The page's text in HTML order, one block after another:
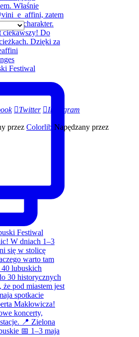
Festiwal
Twitter Instagram
przez Colorlib Napędzany przez